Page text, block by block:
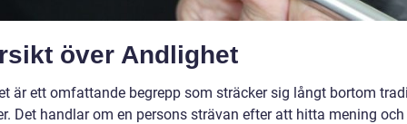
över Andlighet
är ett omfattande begrepp som sträcker sig långt bortom
Det handlar om en persons strävan efter att hitta mening och